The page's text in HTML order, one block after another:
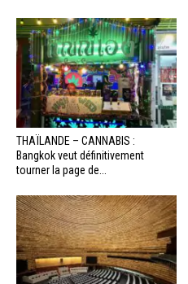
THAÏLANDE – CANNABIS :
Bangkok veut définitivement
tourner la page de...